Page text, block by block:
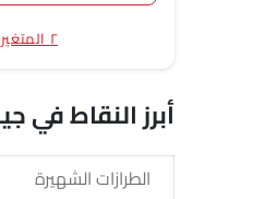
٢ المتغيرات
أبرز النقاط في
الطرازات الشهيرة